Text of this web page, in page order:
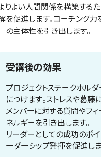
りよい人間関係を構築する
を促進します。コーチング
の主体性を引き出します。
受講後の効果
プロジェクトステークホル
につけます。ストレスや葛藤
メンバーに対する質問やフィ
ネルギーを引き出します。
リーダーとしての成功のポ
ーダーシップ発揮を促進しま